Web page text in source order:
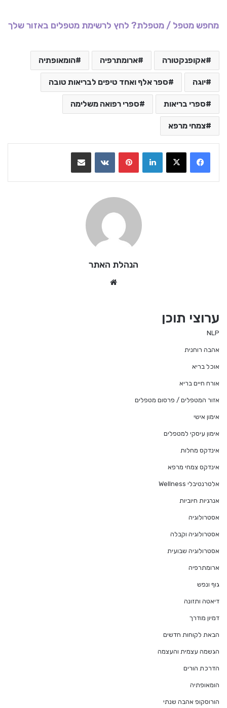
מחפש מטפל / מטפלת? לחץ לרשימת מטפלים באזור שלך
אקופנקטורה ארומתרפיה הומאופתיה
יוגה ספר אלף ואחד טיפים לבריאות טובה
ספרי בריאות ספרי רפואה משלימה
צמחי מרפא
LinkedIn
VKontakte
הנהלת האתר
ערוצי תוכן
NLP
אהבה רוחנית
אוכל בריא
אורח חיים בריא
אזור המטפלים / פרסום מטפלים
אימון אישי
אימון עיסקי למטפלים
אינדקס מחלות
אינדקס צמחי מרפא
אלטרנטיבלי Wellness
אנרגיות חיוביות
אסטרולוגיה
אסטרולוגיה וקבלה
אסטרולוגיה שבועית
ארומתרפיה
גוף ונפש
דיאטה ותזונה
דמיון מודרך
הבאת לקוחות חדשים
הגשמה עצמית והעצמה
הדרכת הורים
הומאופתיה
הורוסקופ אהבה שנתי